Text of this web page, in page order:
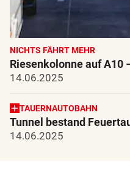
NICHTS FÄHRT MEHR
Riesenkolonne auf A10
14.06.2025
TAUERNAUTOBAHN
Tunnel bestand
14.06.2025